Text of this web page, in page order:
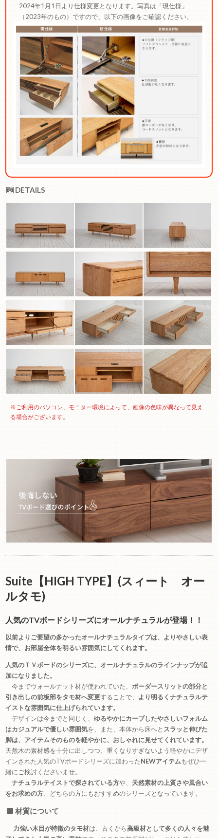
2024年1月1日より仕様変更となります。写真は「現仕様」
（2023年のもの）ですので、以下の画像をご確認ください。
DETAILS
※ご利用のパソコン、モニター環境によって、画像の色味が異なって見え
る場合がございます。
Suite【HIGH TYPE】(スィート オー
ルタモ)
人気のTVボードシリーズにオールナチュラルが登場！！
以前よりご要望の多かったオールナチュラルタイプは、よりやさしい表
情で、お部屋全体を明るい雰囲気にしてくれます。
人気のＴＶボードのシリーズに、オールナチュラルのラインナップが追
加になりました。
今までウォールナット材が使われていた、ボーダースリットの部分と
引き出しの前板部をタモ材へ変更することで、 より明るくナチュラルテ
イストな雰囲気に仕上げられています。
デザインは今までと同じく、ゆるやかにカーブしたやさしいフォルム
はカジュアルで優しい雰囲気を、また、本体から床へと スラッと伸びた
脚は、アイテムそのものを軽やかに、おしゃれに見せてくれています。
天然木の素材感を十分に出しつつ、重くなりすぎないよう軽やかにデザ
インされた人気のTVボードシリーズに加わったNEWアイテムもぜひ一
緒にご検討くださいませ。
ナチュラルテイストで探されている方や、 天然素材の上質さや風合い
をお求めの方、どちらの方にもおすすめのシリーズとなっています。
材質について
力強い木目が特徴のタモ材は、古くから高級材として多くの人々を魅